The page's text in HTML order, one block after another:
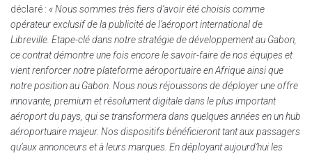
déclaré : « Nous sommes très fiers d’avoir été choisis comme
opérateur exclusif de la publicité de l’aéroport international de
Libreville. Etape-clé dans notre stratégie de développement au Gabon,
ce contrat démontre une fois encore le savoir-faire de nos équipes et
vient renforcer notre plateforme aéroportuaire en Afrique ainsi que
notre position au Gabon. Nous nous réjouissons de déployer une offre
innovante, premium et résolument digitale dans le plus important
aéroport du pays, qui se transformera dans quelques années en un hub
aéroportuaire majeur. Nos dispositifs bénéficieront tant aux passagers
qu’aux annonceurs et à leurs marques. En déployant aujourd’hui les